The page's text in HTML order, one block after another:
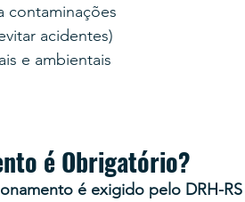
contaminações
acidentes)
e ambientais
é Obrigatório?
é exigido pelo DRH-